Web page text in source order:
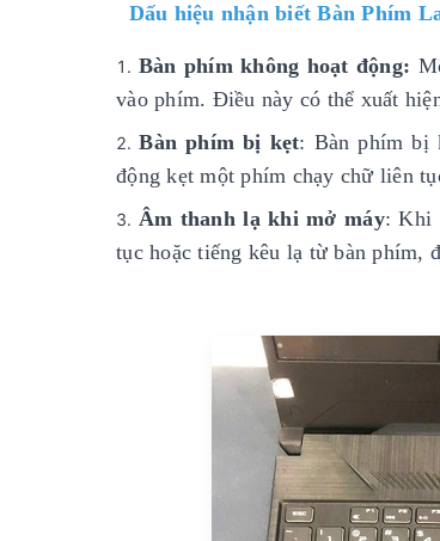
Dấu hiệu nhận biết Bàn Phím
Bàn phím không hoạt động:
vào phím. Điều này có thể xuất
Bàn phím bị kẹt: Bàn phím bị
động kẹt một phím chạy chữ liên
Âm thanh lạ khi mở máy: Khi
tục hoặc tiếng kêu lạ từ bàn phím,